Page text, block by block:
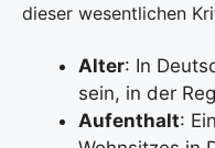
dieser wesentlichen
Alter: In
sein, in der
Aufenthalt: